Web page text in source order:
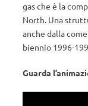
gas che è la
North. Una
anche dalla
biennio 1996-
Guarda